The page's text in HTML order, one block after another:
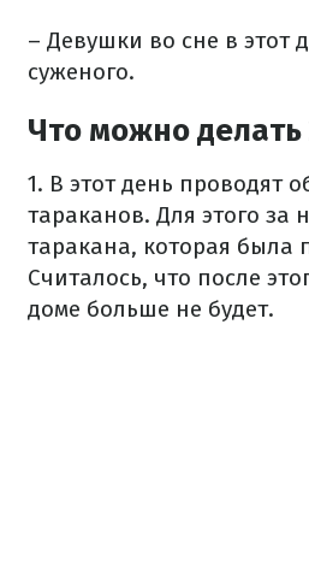
– Девушки во сне в этот
суженого.
Что можно делать
1. В этот день проводят
тараканов. Для этого за
таракана, которая была
Считалось, что после
доме больше не будет.